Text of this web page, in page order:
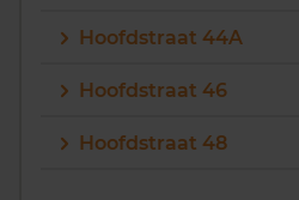
Hoofdstraat 44A
Hoofdstraat 46
Hoofdstraat 48